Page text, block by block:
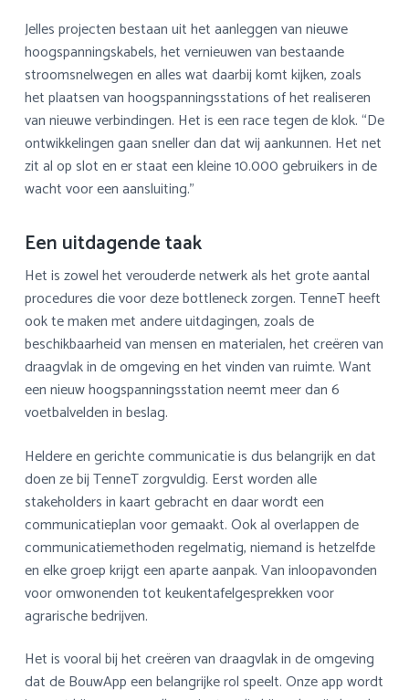
Jelles projecten bestaan uit het aanleggen van nieuwe
hoogspanningskabels, het vernieuwen van bestaande
stroomsnelwegen en alles wat daarbij komt kijken, zoals
het plaatsen van hoogspanningsstations of het realiseren
van nieuwe verbindingen. Het is een race tegen de klok. “De
ontwikkelingen gaan sneller dan dat wij aankunnen. Het net
zit al op slot en er staat een kleine 10.000 gebruikers in de
wacht voor een aansluiting.”
Een uitdagende taak
Het is zowel het verouderde netwerk als het grote aantal
procedures die voor deze bottleneck zorgen. TenneT heeft
ook te maken met andere uitdagingen, zoals de
beschikbaarheid van mensen en materialen, het creëren van
draagvlak in de omgeving en het vinden van ruimte. Want
een nieuw hoogspanningsstation neemt meer dan 6
voetbalvelden in beslag.
Heldere en gerichte communicatie is dus belangrijk en dat
doen ze bij TenneT zorgvuldig. Eerst worden alle
stakeholders in kaart gebracht en daar wordt een
communicatieplan voor gemaakt. Ook al overlappen de
communicatiemethoden regelmatig, niemand is hetzelfde
en elke groep krijgt een aparte aanpak. Van inloopavonden
voor omwonenden tot keukentafelgesprekken voor
agrarische bedrijven.
Het is vooral bij het creëren van draagvlak in de omgeving
dat de BouwApp een belangrijke rol speelt. Onze app wordt